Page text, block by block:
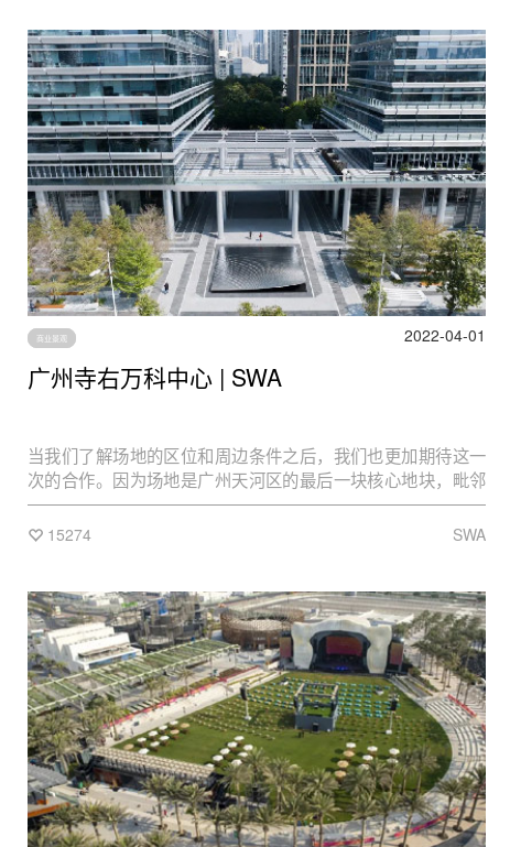
商业景观 2022-04-01
广州寺右万科中心 | SWA
当我们了解场地的区位和周边条件之后，我们也更加期待这一
次的合作。因为场地是广州天河区的最后一块核心地块，毗邻
着珠江还有临江绿地，赛龙舟的传统也是当地文化的重要组成
部分。这里与二沙岛隔江相望，在城市中央拥有一线江景，也
本场地的愿景——对场地景观国际化和本土化的双重需求。如
何在这样有限的场地内，将这两个看似不同的方向融合，也就
成为了我们的挑战之一。我们也一直坚持，以最简洁的空间和
景观体验，呈现具有场地特质的景观。我们深知越简单的设计
的背后，反而越需要更多的研究和协调。
15274 SWA